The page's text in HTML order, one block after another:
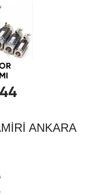
ANKARA